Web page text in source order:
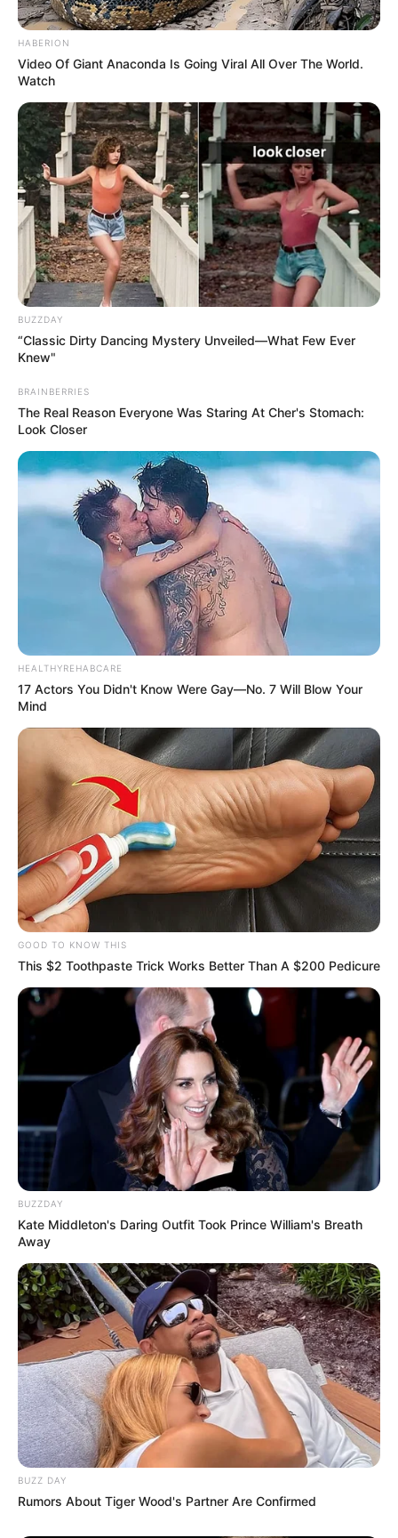
HABERION
Video Of Giant Anaconda Is Going Viral All Over The World.
Watch
BUZZDAY
“Classic Dirty Dancing Mystery Unveiled—What Few Ever
Knew"
BRAINBERRIES
The Real Reason Everyone Was Staring At Cher's Stomach:
Look Closer
HEALTHYREHABCARE
17 Actors You Didn't Know Were Gay—No. 7 Will Blow Your
Mind
GOOD TO KNOW THIS
This $2 Toothpaste Trick Works Better Than A $200 Pedicure
BUZZDAY
Kate Middleton's Daring Outfit Took Prince William's Breath
Away
BUZZ DAY
Rumors About Tiger Wood's Partner Are Confirmed